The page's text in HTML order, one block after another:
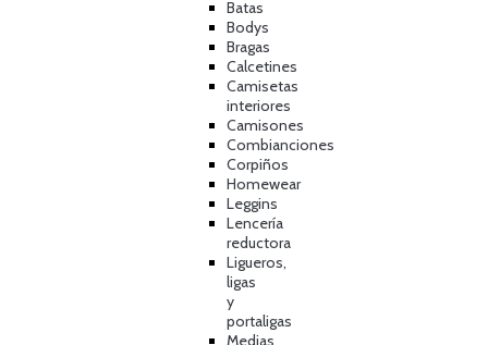
Batas
Bodys
Bragas
Calcetines
Camisetas
interiores
Camisones
Combianciones
Corpiños
Homewear
Leggins
Lencería
reductora
Ligueros,
ligas
y
portaligas
Medias